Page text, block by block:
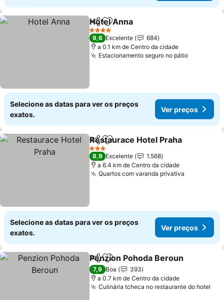
PartilharAdicionar aos favoritos
Hotel Anna
4 Estrelas
9,6 Excelente
684
a 0.1 km de Centro da cidade
Estacionamento seguro no pátio
Selecione as datas para ver os preços
exatos.
Ver preços
PartilharAdicionar aos favoritos
Restaurace Hotel Praha
3 Estrelas
8,9 Excelente
1.568
a 6.4 km de Centro da cidade
Quartos com varanda privativa
Selecione as datas para ver os preços
exatos.
Ver preços
PartilharAdicionar aos favoritos
Penzion Pohoda Beroun
7,9 Boa
393
a 0.7 km de Centro da cidade
Culinária tcheca no restaurante do hotel